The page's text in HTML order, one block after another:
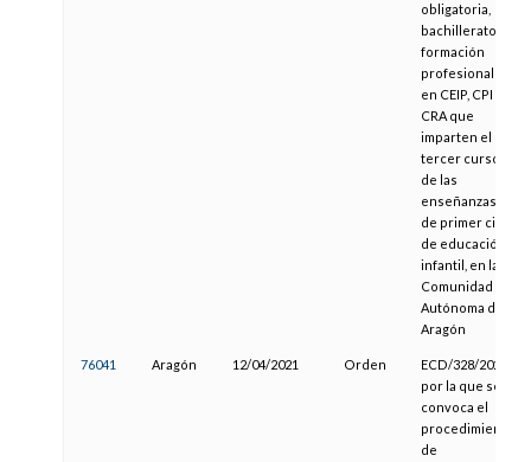
obligatoria,
bachillerato,
formación
profesional y
en CEIP, CPI y
CRA que
imparten el
tercer curso
de las
enseñanzas
de primer ciclo
de educación
infantil, en la
Comunidad
Autónoma de
Aragón
76041 Aragón 12/04/2021 Orden
ECD/328/2021,
por la que se
convoca el
procedimiento
de